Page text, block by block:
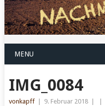
MENU
IMG_0084
vonkapff 9. Februar 2018